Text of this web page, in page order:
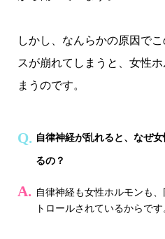
しかし、なんらかの原因で
スが崩れてしまうと、女性
まうのです。
自律神経が乱れると、なぜ
るの？
自律神経も女性ホルモンも
トロールされているからです